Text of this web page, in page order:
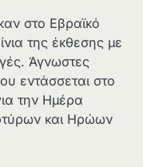
στο Εβραϊκό
της έκθεσης με
Άγνωστες
εντάσσεται στο
την Ημέρα
και Ηρώων